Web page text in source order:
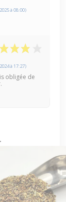
à 08:00)
à 17:27)
obligée de